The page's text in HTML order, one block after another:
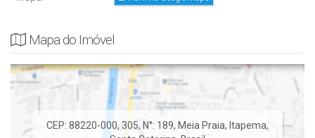
Mapa do Imóvel
CEP: 88220-000, 305, N°: 189, Meia Praia, Itapema,